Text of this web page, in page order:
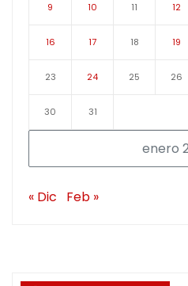
enero
9 10 11 12
16 17 18 19
23 24 25 26
30 31
« Dic Feb »